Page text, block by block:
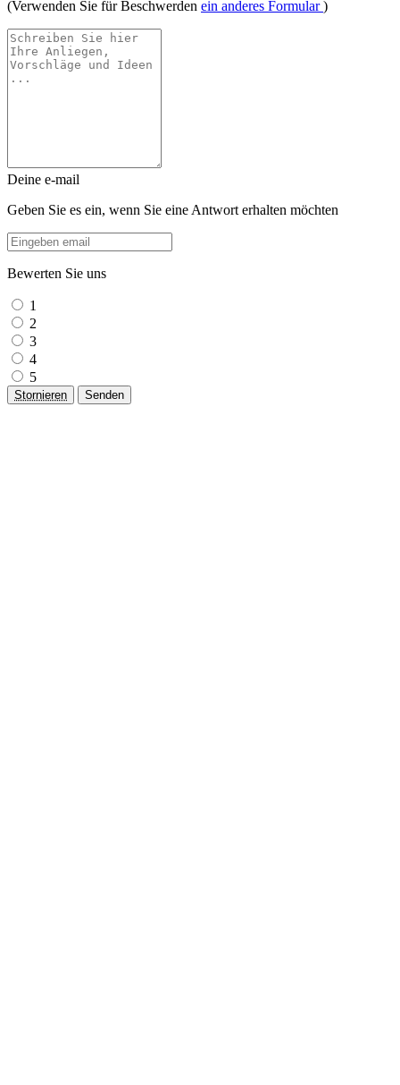
(Verwenden Sie für Beschwerden ein anderes Formular)
Deine e-mail
Geben Sie es ein, wenn Sie eine Antwort erhalten möchten
Bewerten Sie uns
1
2
3
4
5
Stornieren Senden